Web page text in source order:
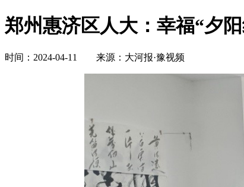
郑州惠济区人大：幸福“夕
时间：2024-04-11 来源：大河报·豫视频